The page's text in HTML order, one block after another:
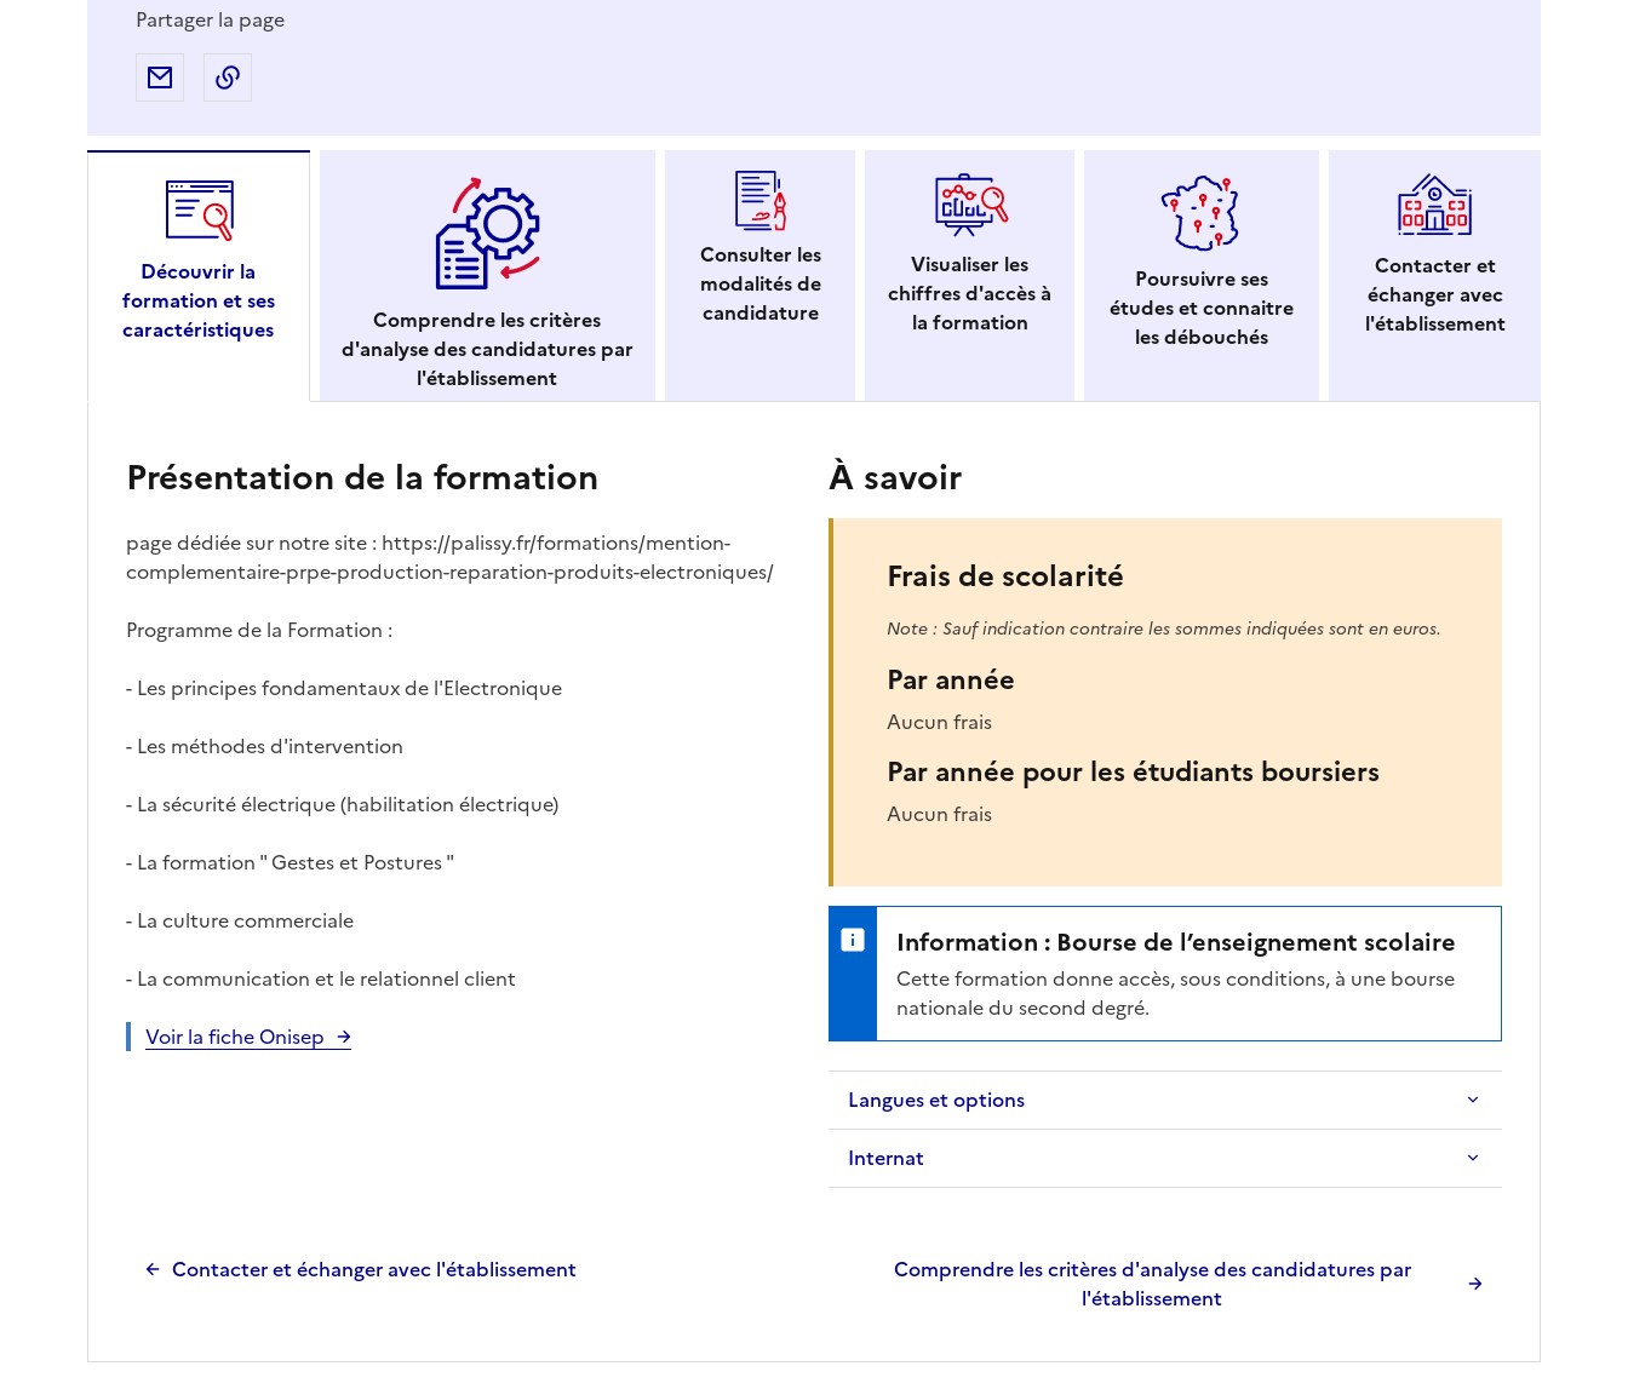
Partager la page
Partager par e-mail
Découvrir la
formation et ses
caractéristiques
Comprendre les critères
d'analyse des candidatures par
l'établissement
Consulter les
modalités de
candidature
Visualiser les
chiffres d'accès à
la formation
Poursuivre ses
études et connaitre
les débouchés
Contacter et
échanger avec
l'établissement
Présentation de la formation
page dédiée sur notre site : https://palissy.fr/formations/mention-
complementaire-prpe-production-reparation-produits-electroniques/
Programme de la Formation :
- Les principes fondamentaux de l'Electronique
- Les méthodes d'intervention
- La sécurité électrique (habilitation électrique)
- La formation " Gestes et Postures "
- La culture commerciale
- La communication et le relationnel client
Voir la fiche Onisep
À savoir
Frais de scolarité
Note : Sauf indication contraire les sommes indiquées sont en euros.
Par année
Aucun frais
Par année pour les étudiants boursiers
Aucun frais
Information : Bourse de l’enseignement scolaire
Cette formation donne accès, sous conditions, à une bourse
nationale du second degré.
Langues et options
Internat
Contacter et échanger avec l'établissement
Comprendre les critères d'analyse des candidatures par
l'établissement